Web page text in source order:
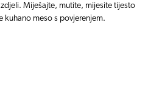
Miješajte, mutite, mijesite tijesto
kuhano meso s povjerenjem.